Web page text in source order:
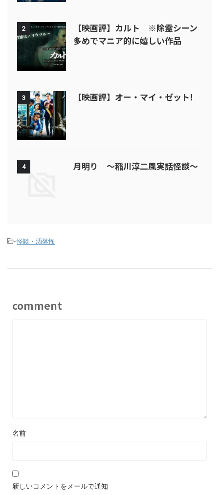
2
【映画評】カルト ※除霊シーン
多めでマニア的に嬉しい作品
3 【映画評】オー・マイ・ゼット!
4 月明り ～稲川淳二風実話怪談～
-怪談・洒落怖
comment
名前
新しいコメントをメールで通知